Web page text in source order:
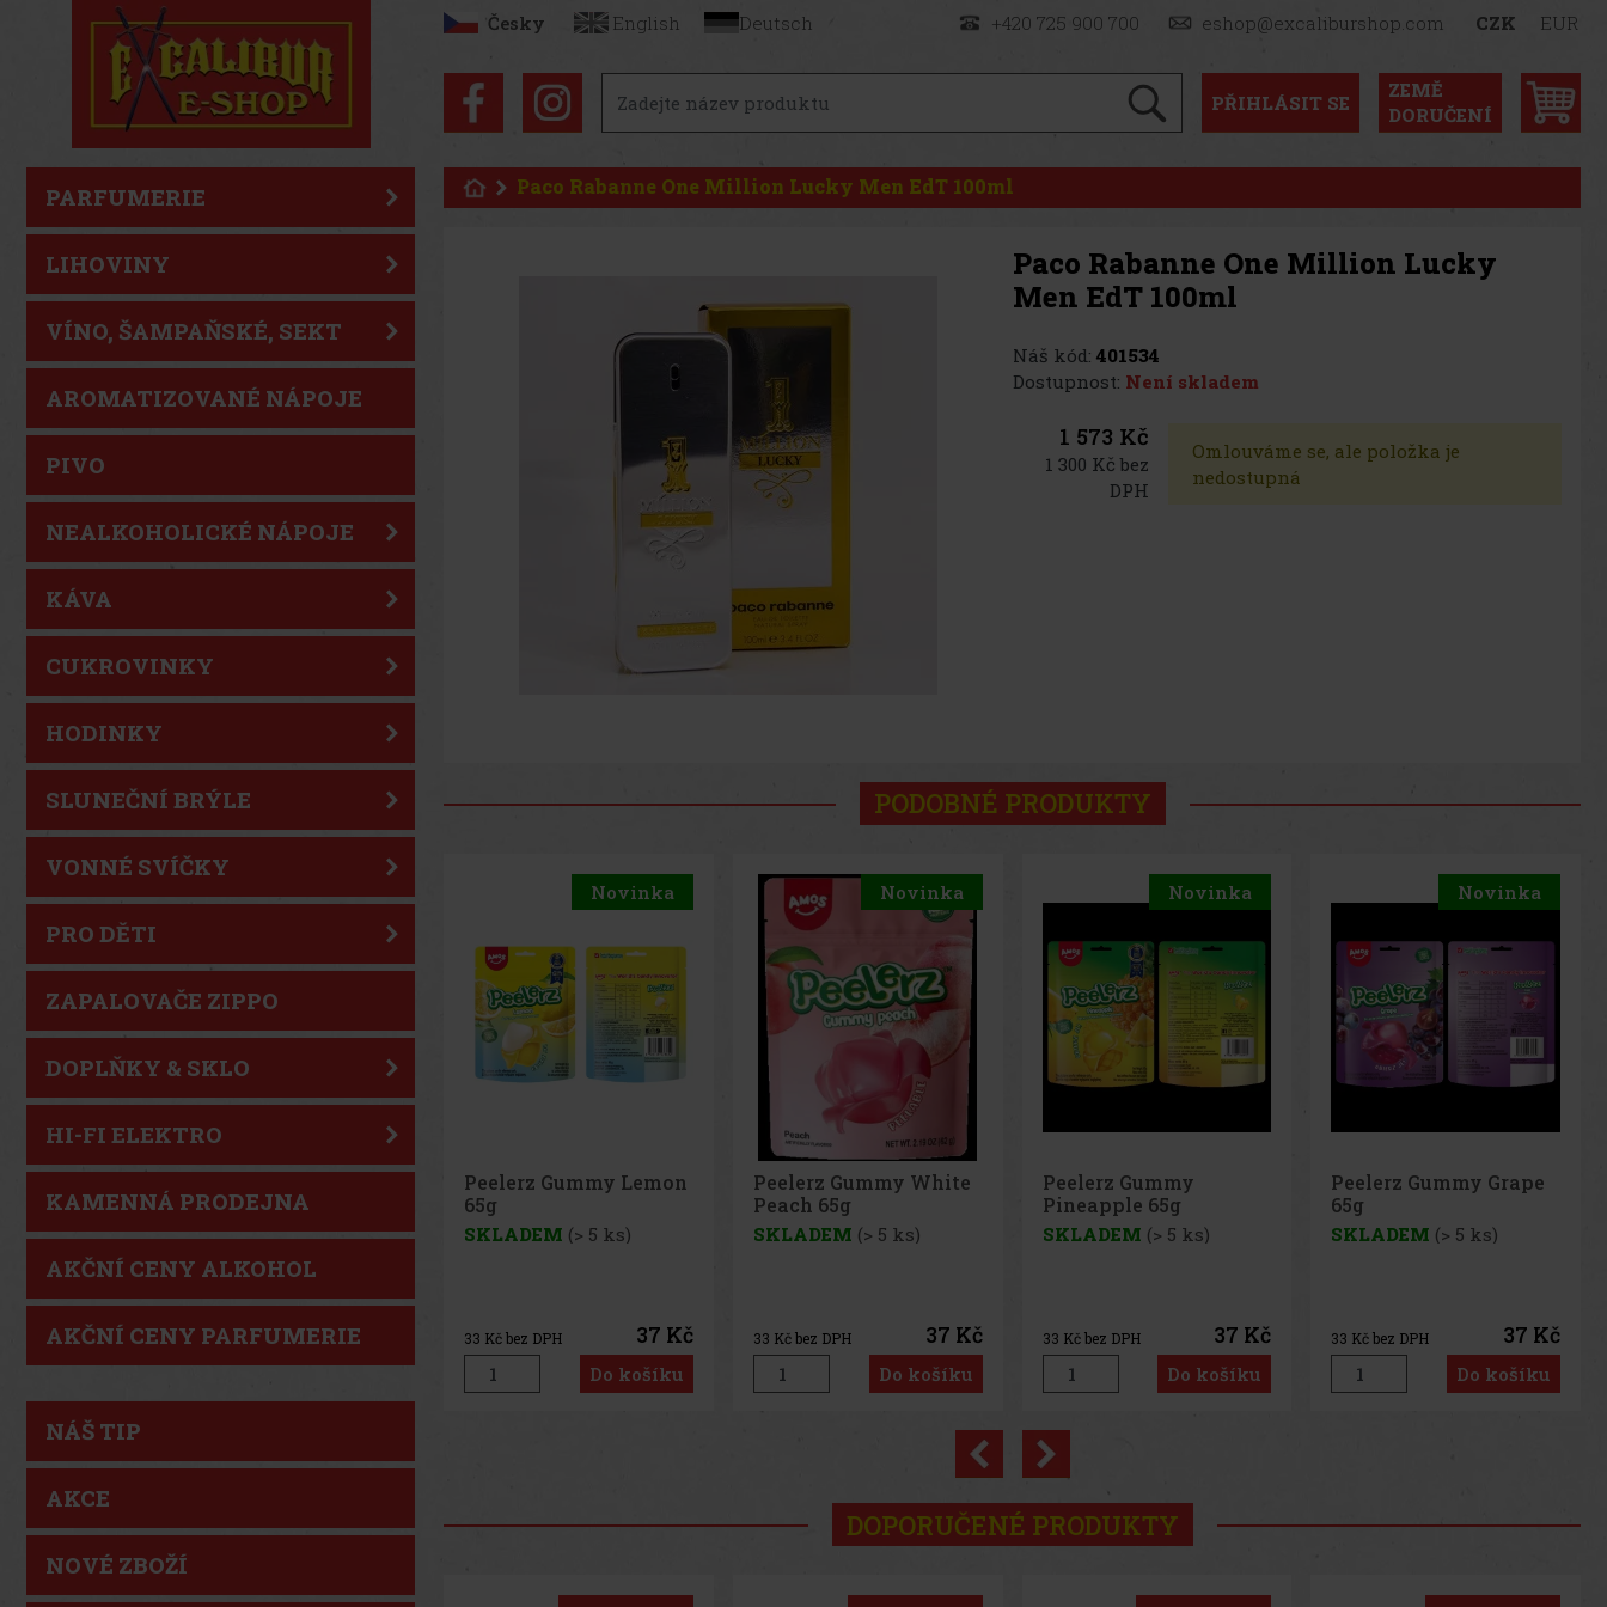
Česky English Deutsch +420 725 900 700 eshop@excaliburshop.com CZK EUR
PŘIHLÁSIT SE
ZEMĚ
DORUČENÍ
PARFUMERIE
LIHOVINY
VÍNO, ŠAMPAŇSKÉ, SEKT
AROMATIZOVANÉ NÁPOJE
PIVO
NEALKOHOLICKÉ NÁPOJE
KÁVA
CUKROVINKY
HODINKY
SLUNEČNÍ BRÝLE
VONNÉ SVÍČKY
PRO DĚTI
ZAPALOVAČE ZIPPO
DOPLŇKY & SKLO
HI-FI ELEKTRO
KAMENNÁ PRODEJNA
AKČNÍ CENY ALKOHOL
AKČNÍ CENY PARFUMERIE
NÁŠ TIP
AKCE
NOVÉ ZBOŽÍ
Paco Rabanne One Million Lucky Men EdT 100ml
Paco Rabanne One Million Lucky
Men EdT 100ml
Náš kód: 401534
Dostupnost: Není skladem
1 573 Kč
1 300 Kč bez
DPH
Omlouváme se, ale položka je
nedostupná
PODOBNÉ PRODUKTY
Novinka
Peelerz Gummy White
Peach 65g
SKLADEM (> 5 ks)
33 Kč bez DPH 37 Kč
Do košíku
Novinka
Peelerz Gummy
Pineapple 65g
SKLADEM (> 5 ks)
33 Kč bez DPH 37 Kč
Do košíku
Novinka
Peelerz Gummy Grape
65g
SKLADEM (> 5 ks)
33 Kč bez DPH 37 Kč
Do košíku
Novinka
Peelerz Gummy
Banana 65g
SKLADEM (> 5 ks)
33 Kč bez DPH 37 Kč
Do košíku
Previous
DOPORUČENÉ PRODUKTY